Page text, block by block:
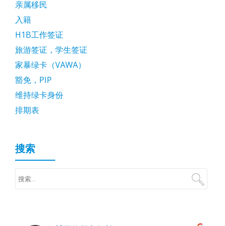
亲属移民
入籍
H1B工作签证
旅游签证，学生签证
家暴绿卡（VAWA）
豁免，PIP
维持绿卡身份
排期表
搜索